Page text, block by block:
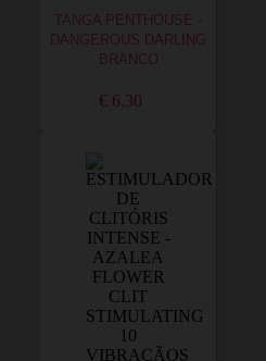
TANGA PENTHOUSE -
DANGEROUS DARLING
BRANCO
€ 6,30